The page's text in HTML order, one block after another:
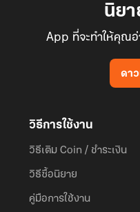
นิยา
App ที่จะทำให้คุณอ่
ดา
วิธีการใช้งาน
วิธีเติม Coin / ชำระเงิน
วิธีซื้อนิยาย
คู่มือการใช้งาน